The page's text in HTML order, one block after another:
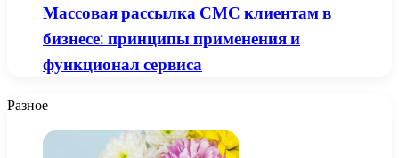
Массовая рассылка СМС клиентам в
бизнесе: принципы применения и
функционал сервиса
Разное